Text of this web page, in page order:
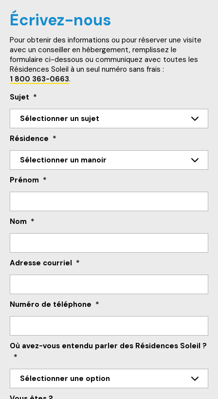
Écrivez-nous
Pour obtenir des informations ou pour réserver une visite
avec un conseiller en hébergement, remplissez le
formulaire ci-dessous ou communiquez avec toutes les
Résidences Soleil à un seul numéro sans frais :
1 800 363-0663.
Sujet *
Résidence *
Prénom *
Nom *
Adresse courriel *
Numéro de téléphone *
Où avez-vous entendu parler des Résidences Soleil ?
*